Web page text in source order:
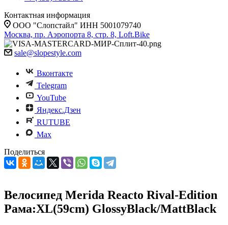
Контактная информация
ООО "Слопстайл" ИНН 5001079740
Москва, пр. Аэропорта 8, стр. 8, Loft.Bike
sale@slopestyle.com
Вконтакте
Telegram
YouTube
Яндекс.Дзен
RUTUBE
Max
Поделиться
Велосипед Merida Reacto Rival-Edition
Рама:XL(59cm) GlossyBlack/MattBlack